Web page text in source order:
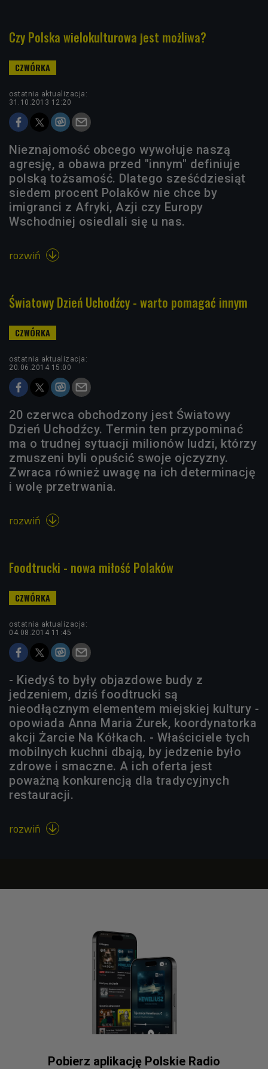
Czy Polska wielokulturowa jest możliwa?
ostatnia aktualizacja:
31.10.2013 12:20
Nieznajomość obcego wywołuje naszą
agresję, a obawa przed "innym" definiuje
polską tożsamość. Dlatego sześćdziesiąt
siedem procent Polaków nie chce by
imigranci z Afryki, Azji czy Europy
Wschodniej osiedlali się u nas.
rozwiń 
Światowy Dzień Uchodźcy - warto pomagać innym
ostatnia aktualizacja:
20.06.2014 15:00
20 czerwca obchodzony jest Światowy
Dzień Uchodźcy. Termin ten przypominać
ma o trudnej sytuacji milionów ludzi, którzy
zmuszeni byli opuścić swoje ojczyzny.
Zwraca również uwagę na ich determinację
i wolę przetrwania.
rozwiń 
Foodtrucki - nowa miłość Polaków
ostatnia aktualizacja:
04.08.2014 11:45
- Kiedyś to były objazdowe budy z
jedzeniem, dziś foodtrucki są
nieodłącznym elementem miejskiej kultury -
opowiada Anna Maria Żurek, koordynatorka
akcji Żarcie Na Kółkach. - Właściciele tych
mobilnych kuchni dbają, by jedzenie było
zdrowe i smaczne. A ich oferta jest
poważną konkurencją dla tradycyjnych
restauracji.
rozwiń 
Pobierz aplikację Polskie Radio